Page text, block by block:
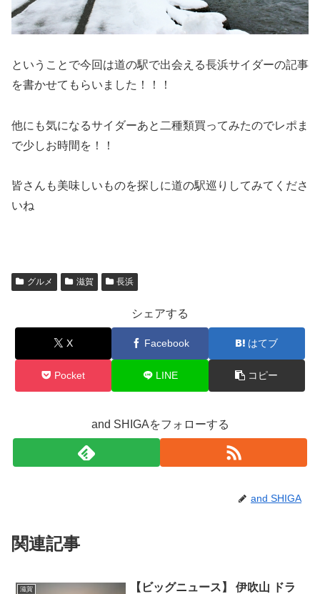
ということで今回は道の駅で出会える長浜サイダーの記事
を書かせてもらいました！！！
他にも気になるサイダーあと二種類買ってみたのでレポま
で少しお時間を！！
皆さんも美味しいものを探しに道の駅巡りしてみてくださ
いね
グルメ 滋賀 長浜
シェアする
X Facebook はてブ
Pocket LINE コピー
and SHIGAをフォローする
and SHIGA
関連記事
滋賀
【ビッグニュース】 伊吹山 ドラ